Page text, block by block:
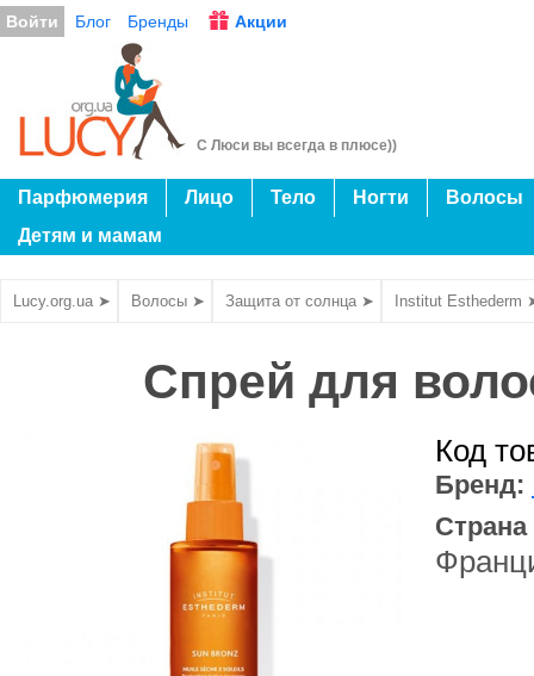
Войти Блог Бренды Акции
С Люси вы всегда в плюсе))
Парфюмерия Лицо Тело Ногти
Волосы
Детям и мамам
Lucy.org.ua ➤ Волосы ➤ Защита от солнца ➤ Institut Esthederm
Спрей для
Код
Бренд: